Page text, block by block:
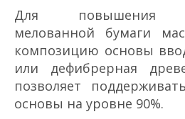
Для повышения
мелованной бумаги
композицию основы
или дефибрерная
позволяет
основы на уровне 90%.